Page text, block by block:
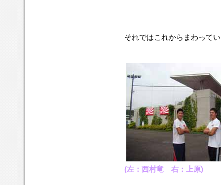
それではこれからまわって
(左：西村竜 右：上原)